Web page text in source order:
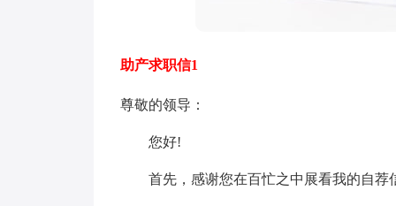
助产求职信1
尊敬的领导：
您好!
首先，感谢您在百忙之中展看我的自荐